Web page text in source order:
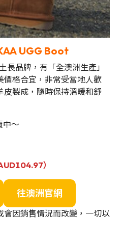
UGG Boot
長品牌，有「全澳洲生產」
價格合宜，非常受當地人歡
皮製成，隨時保持溫暖和舒
中～
）
往澳洲官網
會因銷售情況而改變，一切以